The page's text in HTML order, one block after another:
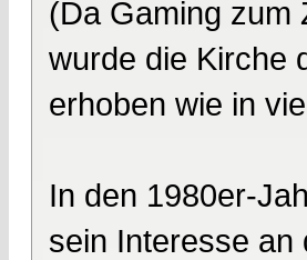
(Da Gaming zum
wurde die Kirche
erhoben wie in
In den 1980er-
sein Interesse an